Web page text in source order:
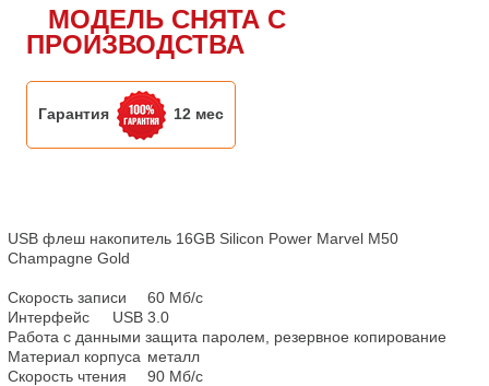
МОДЕЛЬ СНЯТА С
ПРОИЗВОДСТВА
Гарантия 12 мес
USB флеш накопитель 16GB Silicon Power Marvel M50
Champagne Gold
Скорость записи	60 Мб/с
Интерфейс	USB 3.0
Работа с данными защита паролем, резервное копирование
Материал корпуса	металл
Скорость чтения	90 Мб/с